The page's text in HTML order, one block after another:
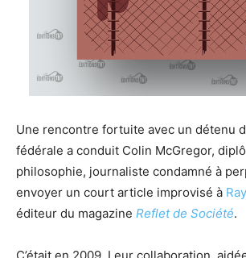
Une rencontre fortuite avec un détenu
fédérale a conduit Colin McGregor,
philosophie, journaliste condamné à
envoyer un court article improvisé à
éditeur du magazine Reflet de Société.
C’était en 2009. Leur collaboration,